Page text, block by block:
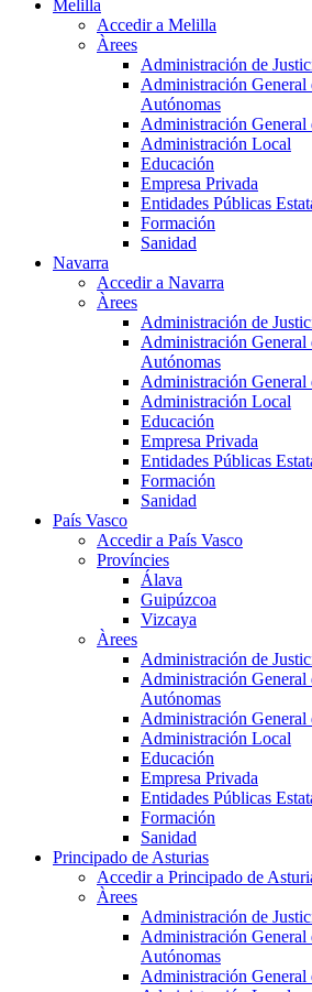
Melilla
Accedir a Melilla
Àrees
Administración de
Administración General
Autónomas
Administración General
Administración Local
Educación
Empresa Privada
Entidades Públicas
Formación
Sanidad
Navarra
Accedir a Navarra
Àrees
Administración de
Administración General
Autónomas
Administración General
Administración Local
Educación
Empresa Privada
Entidades Públicas
Formación
Sanidad
País Vasco
Accedir a País Vasco
Províncies
Álava
Guipúzcoa
Vizcaya
Àrees
Administración de
Administración General
Autónomas
Administración General
Administración Local
Educación
Empresa Privada
Entidades Públicas
Formación
Sanidad
Principado de Asturias
Accedir a Principado de
Àrees
Administración de
Administración General
Autónomas
Administración General